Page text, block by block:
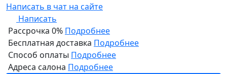
Написать в чат на сайте
Написать
Рассрочка 0% Подробнее
Бесплатная доставка Подробнее
Способ оплаты Подробнее
Адреса салона Подробнее